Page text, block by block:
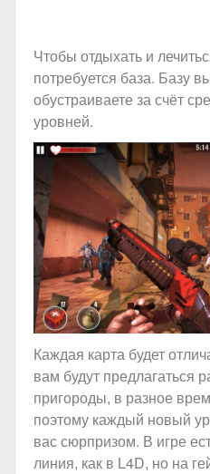
Чтобы отдыхать и
потребуется база. Базу
обустраиваете за счёт
уровней.
Каждая карта будет
вам будут предлагаться
пригороды, в разное
поэтому каждый новый
вас сюрпризом. В игре
линия, как в L4D, но на